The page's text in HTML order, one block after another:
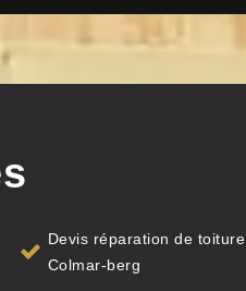
Devis réparation de toiture
Colmar-berg